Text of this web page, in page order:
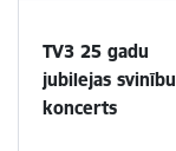
TV3 25 gadu
jubilejas svinību
koncerts